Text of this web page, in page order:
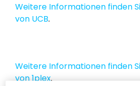
Weitere Informationen finden
von UCB.
Weitere Informationen finden
von 1plex.